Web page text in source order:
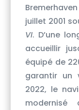
juillet 2001
VI. D’une
accueillir
équipé de
garantir un
2022, le